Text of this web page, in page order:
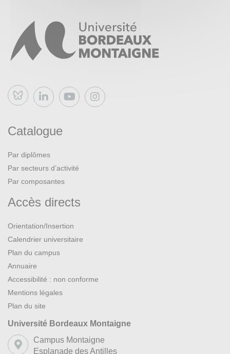
Bluesky
Catalogue
Par diplômes
Par secteurs d’activité
Par composantes
Accès directs
Orientation/Insertion
Calendrier universitaire
Plan du campus
Annuaire
Accessibilité : non conforme
Mentions légales
Plan du site
Université Bordeaux Montaigne
Campus Montaigne
Esplanade des Antilles